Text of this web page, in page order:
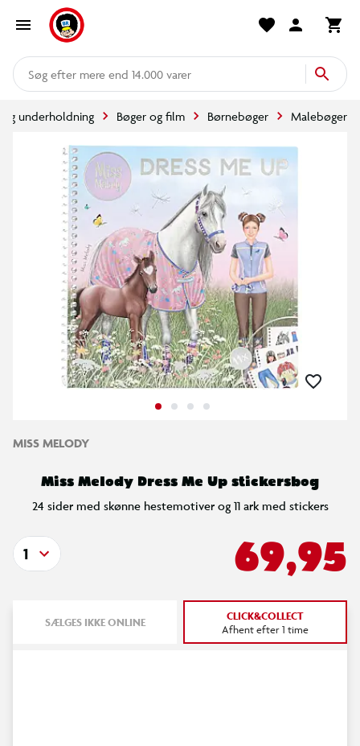
mere end 14.000 varer
og underholdning Bøger og film Børnebøger Malebøger
MISS MELODY
Miss Melody Dress Me Up stickersbog
24 sider med skønne hestemotiver og 11 ark med stickers
69,95
1
SÆLGES IKKE ONLINE CLICK&COLLECT
Afhent efter 1 time